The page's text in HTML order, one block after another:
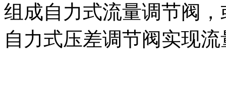
组成自力式流量调节阀
自力式压差调节阀实现